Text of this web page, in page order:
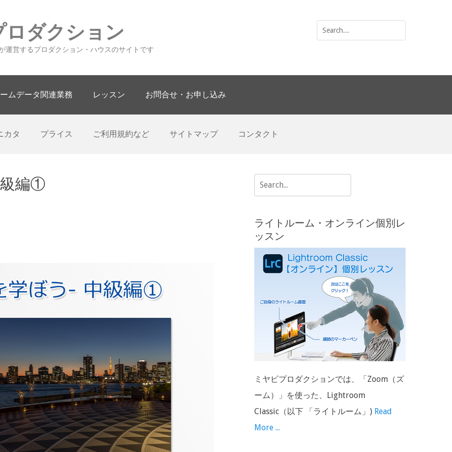
ロダクション
運営するプロダクション・ハウスのサイトです
Search
for:
ムデータ関連業務 レッスン お問合せ・お申し込み
カタ プライス ご利用規約など サイトマップ コンタクト
級編①
Search
for:
ライトルーム・オンライン個別レ
ッスン
ミヤビプロダクションでは、「Zoom（ズ
ーム）」を使った、Lightroom
Classic（以下 「ライトルーム」) Read
More ...